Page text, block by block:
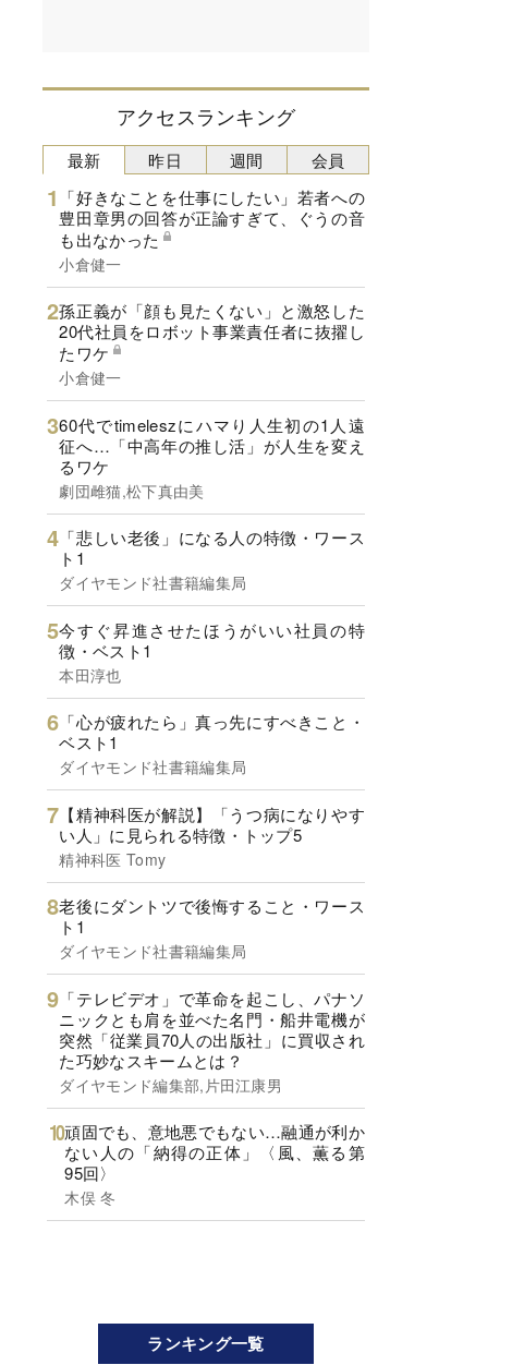
アクセスランキング
最新
「好きなことを仕事にしたい」若者への
豊田章男の回答が正論すぎて、ぐうの音
も出なかった
小倉健一
孫正義が「顔も見たくない」と激怒した
20代社員をロボット事業責任者に抜擢し
たワケ
小倉健一
60代でtimeleszにハマり人生初の1人遠
征へ…「中高年の推し活」が人生を変え
るワケ
劇団雌猫,松下真由美
「悲しい老後」になる人の特徴・ワース
ト1
ダイヤモンド社書籍編集局
今すぐ昇進させたほうがいい社員の特
徴・ベスト1
本田淳也
「心が疲れたら」真っ先にすべきこと・
ベスト1
ダイヤモンド社書籍編集局
【精神科医が解説】「うつ病になりやす
い人」に見られる特徴・トップ5
精神科医 Tomy
老後にダントツで後悔すること・ワース
ト1
ダイヤモンド社書籍編集局
「テレビデオ」で革命を起こし、パナソ
ニックとも肩を並べた名門・船井電機が
突然「従業員70人の出版社」に買収され
た巧妙なスキームとは？
ダイヤモンド編集部,片田江康男
頑固でも、意地悪でもない…融通が利か
ない人の「納得の正体」〈風、薫る第
95回〉
木俣 冬
昨日 週間 会員
ランキング一覧